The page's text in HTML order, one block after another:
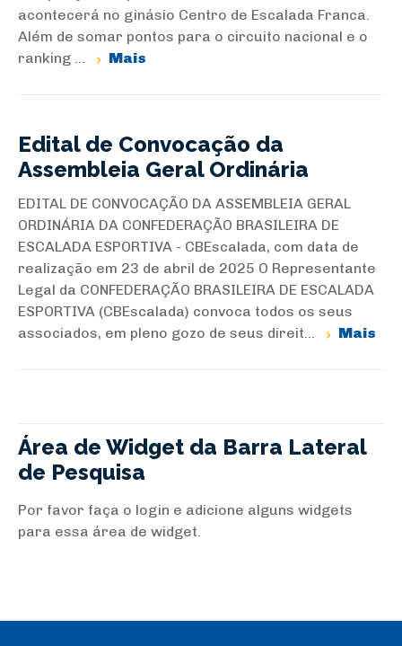
acontecerá no ginásio Centro de Escalada Franca.
Além de somar pontos para o circuito nacional e o
ranking ...
Mais
Edital de Convocação da
Assembleia Geral Ordinária
EDITAL DE CONVOCAÇÃO DA ASSEMBLEIA GERAL
ORDINÁRIA DA CONFEDERAÇÃO BRASILEIRA DE
ESCALADA ESPORTIVA - CBEscalada, com data de
realização em 23 de abril de 2025 O Representante
Legal da CONFEDERAÇÃO BRASILEIRA DE ESCALADA
ESPORTIVA (CBEscalada) convoca todos os seus
associados, em pleno gozo de seus direit...
Mais
Área de Widget da Barra Lateral
de Pesquisa
Por favor faça o login e adicione alguns widgets
para essa área de widget.